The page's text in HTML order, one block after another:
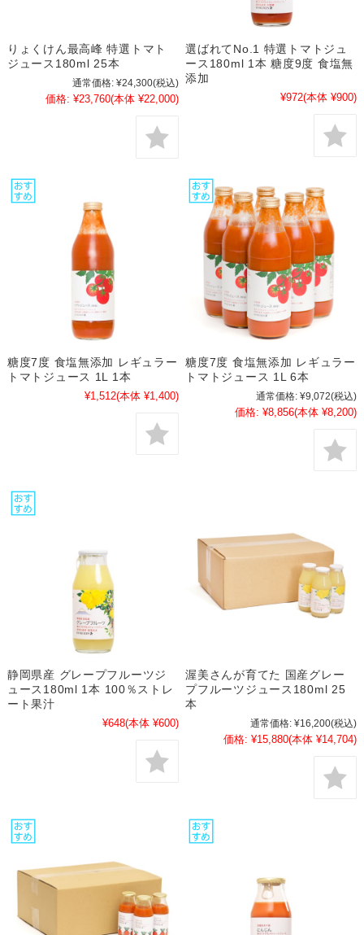
りょくけん最高峰 特選トマト
ジュース180ml 25本
通常価格: ¥24,300(税込)
価格: ¥23,760(本体 ¥22,000)
選ばれてNo.1 特選トマトジュ
ース180ml 1本 糖度9度 食塩無
添加
¥972(本体 ¥900)
糖度7度 食塩無添加 レギュラー
トマトジュース 1L 1本
¥1,512(本体 ¥1,400)
糖度7度 食塩無添加 レギュラー
トマトジュース 1L 6本
通常価格: ¥9,072(税込)
価格: ¥8,856(本体 ¥8,200)
静岡県産 グレープフルーツジ
ュース180ml 1本 100％ストレ
ート果汁
¥648(本体 ¥600)
渥美さんが育てた 国産グレー
プフルーツジュース180ml 25
本
通常価格: ¥16,200(税込)
価格: ¥15,880(本体 ¥14,704)